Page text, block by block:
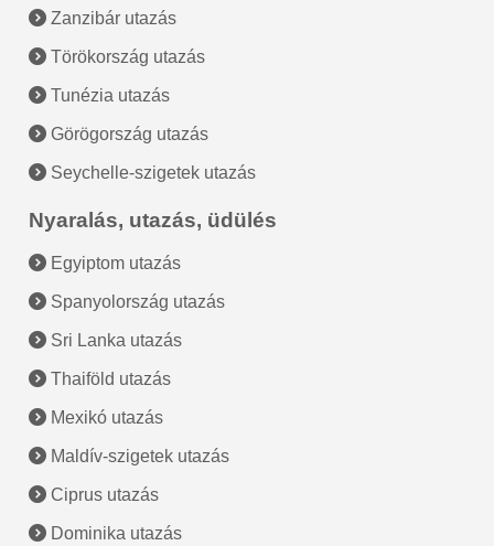
Zanzibár utazás
Törökország utazás
Tunézia utazás
Görögország utazás
Seychelle-szigetek utazás
Nyaralás, utazás, üdülés
Egyiptom utazás
Spanyolország utazás
Sri Lanka utazás
Thaiföld utazás
Mexikó utazás
Maldív-szigetek utazás
Ciprus utazás
Dominika utazás